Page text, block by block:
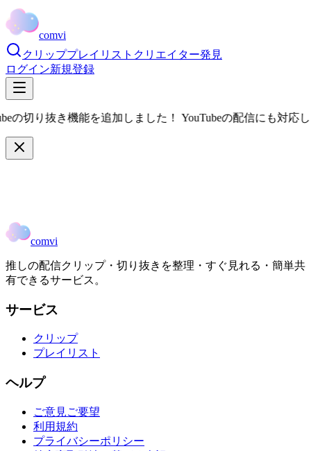
comvi
クリッププレイリスト クリエイター発見
ログイン新規登録
切り抜き機能を追加しました！ YouTubeの配信にも対応し
comvi
推しの配信クリップ・切り抜きを整理・すぐ見れる・簡単共
有できるサービス。
サービス
クリップ
プレイリスト
ヘルプ
ご意見ご要望
利用規約
プライバシーポリシー